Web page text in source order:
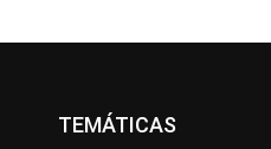
TEMÁTICAS